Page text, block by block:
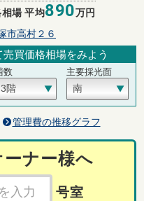
場 平均890万円
市高村２６
買価格相場をみよう
数 主要採光面
管理費の推移グラフ
ナー様へ
号室